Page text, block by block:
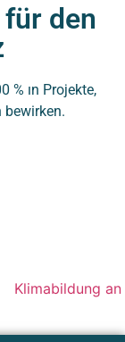
für den
% in Projekte,
bewirken.